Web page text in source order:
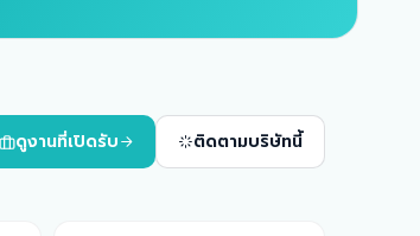
ดูงานที่เปิดรับ ติดตามบริษัทนี้